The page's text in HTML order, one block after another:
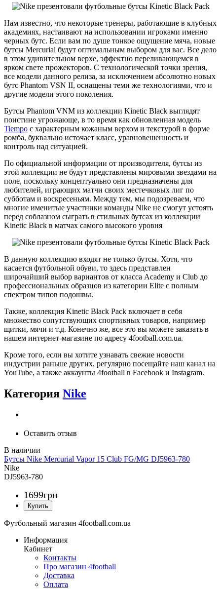
Нам известно, что некоторые тренеры, работающие в клубных
академиях, настаивают на использовании игроками именно
черных бутс. Если вам по душе тонкое ощущение мяча, новые
бутсы Mercurial будут оптимальным выбором для вас. Все дело
в этом удивительном верхе, эффектно переливающемся в
ярком свете прожекторов. С технологической точки зрения,
все модели данного релиза, за исключением абсолютно новых
бутс Phantom VSN II, оснащены теми же технологиями, что и
другие модели этого поколения.
Бутсы Phantom VNM из коллекции Kinetic Black выглядят
поистине угрожающе, в то время как обновленная модель
Tiempo с характерным кожаным верхом и текстурой в форме
ромба, буквально источает класс, уравновешенность и
контроль над ситуацией.
По официальной информации от производителя, бутсы из
этой коллекции не будут представлены мировыми звездами на
поле, поскольку концептуально они предназначены для
любителей, играющих матчи своих местечковых лиг по
субботам и воскресеньям. Между тем, мы подозреваем, что
многие именитые участники команды Nike не смогут устоять
перед соблазном сыграть в стильных бутсах из коллекции
Kinetic Black в матчах самого высокого уровня
В данную коллекцию входят не только бутсы. Хотя, что
касается футбольной обуви, то здесь представлен
широчайший выбор вариантов от класса Academy и Club до
профессиональных образцов из категории Elite с полным
спектром типов подошвы.
Также, коллекция Kinetic Black Pack включает в себя
множество сопутствующих спортивных товаров, например
щитки, мячи и т.д. Конечно же, все это вы можете заказать в
нашем интернет-магазине по адресу 4football.com.ua.
Кроме того, если вы хотите узнавать свежие новости
индустрии раньше других, регулярно посещайте наш канал на
YouTube, а также аккаунты 4football в Facebook и Instagram.
Категория Nike
Оставить отзыв
Бутсы Nike Mercurial Vapor 15 Club FG/MG DJ5963-780
Nike
DJ5963-780
1699грн
Футбольный магазин 4football.com.ua
Информация
Кабинет
Контакты
Про магазин 4football
Доставка
Оплата